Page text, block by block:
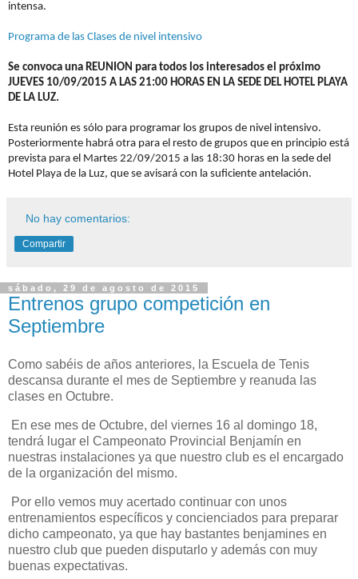
intensa.
Programa de las Clases de nivel intensivo
Se convoca una REUNION para todos los interesados el próximo
JUEVES 10/09/2015 A LAS 21:00 HORAS EN LA SEDE DEL HOTEL PLAYA
DE LA LUZ.
Esta reunión es sólo para programar los grupos de nivel intensivo.
Posteriormente habrá otra para el resto de grupos que en principio está
prevista para el Martes 22/09/2015 a las 18:30 horas en la sede del
Hotel Playa de la Luz, que se avisará con la suficiente antelación.
No hay comentarios:
Compartir
sábado, 29 de agosto de 2015
Entrenos grupo competición en
Septiembre
Como sabéis de años anteriores, la Escuela de Tenis
descansa durante el mes de Septiembre y reanuda las
clases en Octubre.
En ese mes de Octubre, del viernes 16 al domingo 18,
tendrá lugar el Campeonato Provincial Benjamín en
nuestras instalaciones ya que nuestro club es el encargado
de la organización del mismo.
Por ello vemos muy acertado continuar con unos
entrenamientos específicos y concienciados para preparar
dicho campeonato, ya que hay bastantes benjamines en
nuestro club que pueden disputarlo y además con muy
buenas expectativas.